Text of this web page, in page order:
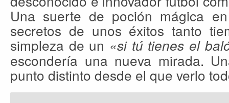
Una suerte de poción mágica
secretos de unos éxitos tanto
simpleza de un «si tú tienes el
escondería una nueva mirada.
punto distinto desde el que verlo